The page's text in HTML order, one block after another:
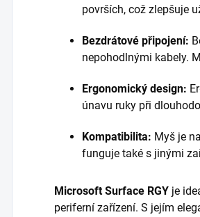
površích, což zlepšuje
Bezdrátové připojení:
nepohodlnými kabely.
Ergonomický design:
únavu ruky při
Kompatibilita: Myš je
funguje také s jinými
Microsoft Surface RGY je
periferní zařízení. S jejím